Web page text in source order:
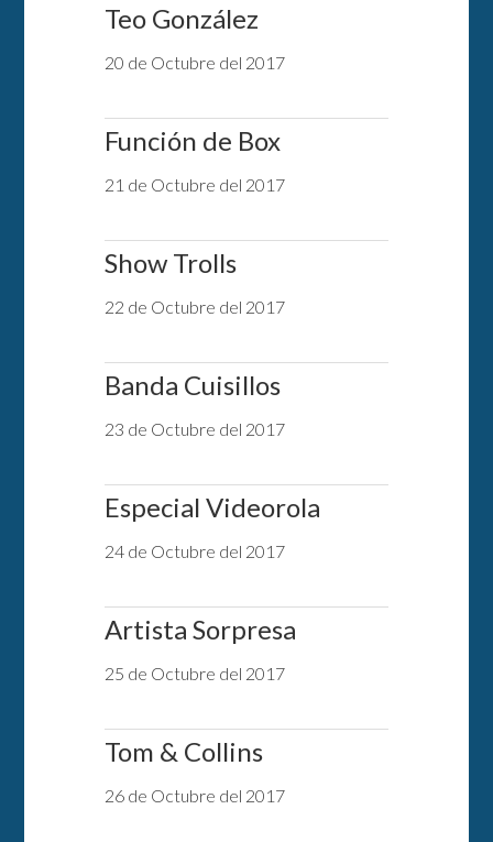
Teo González
20 de Octubre del 2017
Función de Box
21 de Octubre del 2017
Show Trolls
22 de Octubre del 2017
Banda Cuisillos
23 de Octubre del 2017
Especial Videorola
24 de Octubre del 2017
Artista Sorpresa
25 de Octubre del 2017
Tom & Collins
26 de Octubre del 2017